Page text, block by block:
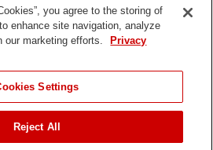
たちとつなぐ
バシーポリシー DMCA/コピーライトポリシー
you agree to the storing of
enhance site navigation, analyze
our marketing efforts.
Privacy
Settings
Reject All